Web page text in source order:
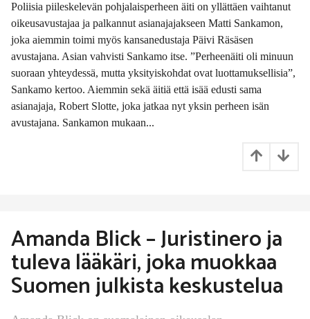
y
a
r
s
t
e
Poliisia piileskelevän pohjalaisperheen äiti on yllättäen vaihtanut
oikeusavustajaa ja palkannut asianajajakseen Matti Sankamon,
joka aiemmin toimi myös kansanedustaja Päivi Räsäsen
avustajana. Asian vahvisti Sankamo itse. ”Perheenäiti oli minuun
suoraan yhteydessä, mutta yksityiskohdat ovat luottamuksellisia”,
Sankamo kertoo. Aiemmin sekä äitiä että isää edusti sama
asianajaja, Robert Slotte, joka jatkaa nyt yksin perheen isän
avustajana. Sankamon mukaan...
Amanda Blick – Juristinero ja
tuleva lääkäri, joka muokkaa
Suomen julkista keskustelua